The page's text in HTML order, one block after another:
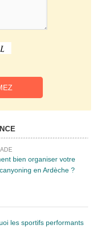
bien organiser votre
en Ardèche ?
les sportifs performants